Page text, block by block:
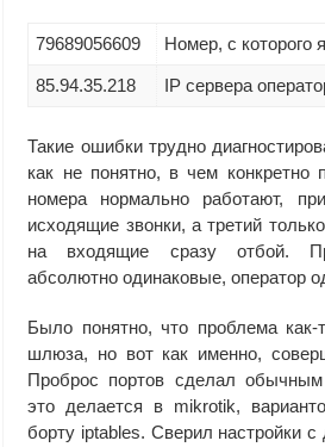
79689056609 Номер, с которого
85.94.35.218 IP сервера
Такие ошибки трудно
как не понятно, в чем конкретно
номера нормально работают,
исходящие звонки, а третий
на входящие сразу отбой.
абсолютно одинаковые, оператор
Было понятно, что проблема как-
шлюза, но вот как именно,
Проброс портов сделал обычным
это делается в mikrotik,
борту iptables. Сверил настройки с